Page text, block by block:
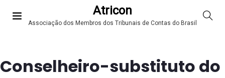
Atricon
Associação dos Membros dos Tribunais de Contas do Brasil
Conselheiro-substituto do